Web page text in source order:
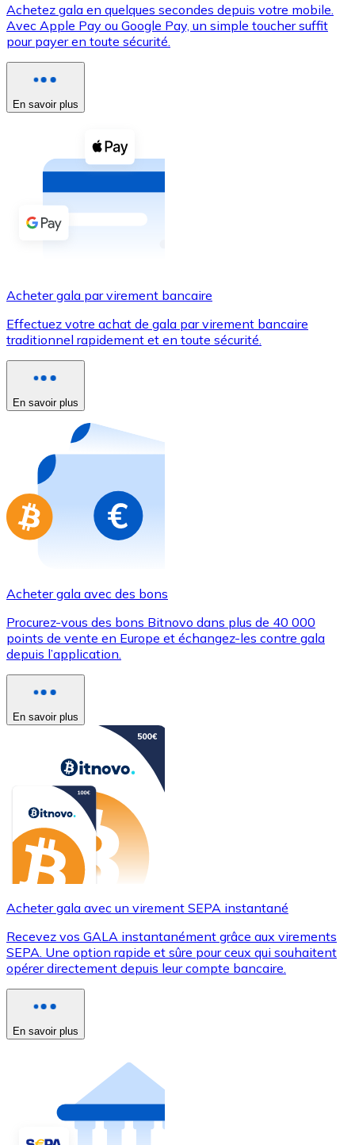
XRP
XRP
Voir toutes
Coupons crypto
Achetez des cryptomonnaies en espèces et d'autres
Acheter avec espèces
Virement SEPA
Utilisez les cartes Visa et Mastercard pour acheter
Acheter avec carte
Nouveau
Achetez des cartes-cadeaux de vos marques
Aller à la boutique de cartes-cadeaux
Achetez gala en quelques secondes depuis votre mobile.
Avec Apple Pay ou Google Pay, un simple toucher suffit
pour payer en toute sécurité.
En savoir plus
Acheter gala par virement bancaire
Effectuez votre achat de gala par virement bancaire
traditionnel rapidement et en toute sécurité.
En savoir plus
Acheter gala avec des bons
Procurez-vous des bons Bitnovo dans plus de 40 000
points de vente en Europe et échangez-les contre gala
depuis l’application.
En savoir plus
Acheter gala avec un virement SEPA instantané
Recevez vos GALA instantanément grâce aux virements
SEPA. Une option rapide et sûre pour ceux qui souhaitent
opérer directement depuis leur compte bancaire.
En savoir plus